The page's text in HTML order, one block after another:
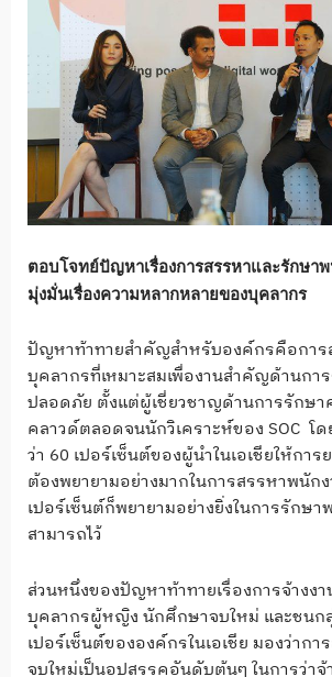
ตอบโจทย์ปัญหาเรื่องการสรรหาและรักษา
มุ่งมั่นเรื่องความหลากหลายของบุคลากร
ปัญหาท้าทายสำคัญสำหรับองค์กรคือการ
บุคลากรที่เหมาะสมเพื่องานสำคัญด้านกา
ปลอดภัย ตั้งแต่ผู้เชี่ยวชาญด้านการรักษ
คลาวด์ตลอดจนนักวิเคราะห์ของ SOC โด
ว่า 60 เปอร์เซ็นต์ของผู้นำในเอเชียให้กา
ต้องพยายามอย่างมากในการสรรหาพนัก
เปอร์เซ็นต์ก็พยายามอย่างยิ่งในการรักษ
สามารถไว้
ส่วนหนึ่งของปัญหาท้าทายเรื่องการจ้างง
บุคลากรผู้หญิง นักศึกษาจบใหม่ และชนก
เปอร์เซ็นต์ขององค์กรในเอเชีย มองว่าก
จบใหม่เป็นอุปสรรคอันดับต้นๆ ในการว่าจ้